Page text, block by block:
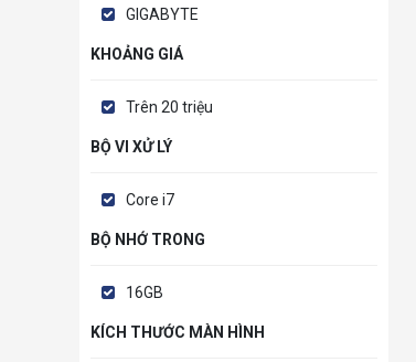
GIGABYTE
KHOẢNG GIÁ
Trên 20 triệu
BỘ VI XỬ LÝ
Core i7
BỘ NHỚ TRONG
16GB
KÍCH THƯỚC MÀN HÌNH